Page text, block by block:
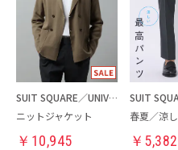
SUIT SQUARE／UNIVERSAL LANGUAGE
ニットジャケット
￥ 10,945 ￥ 5,382